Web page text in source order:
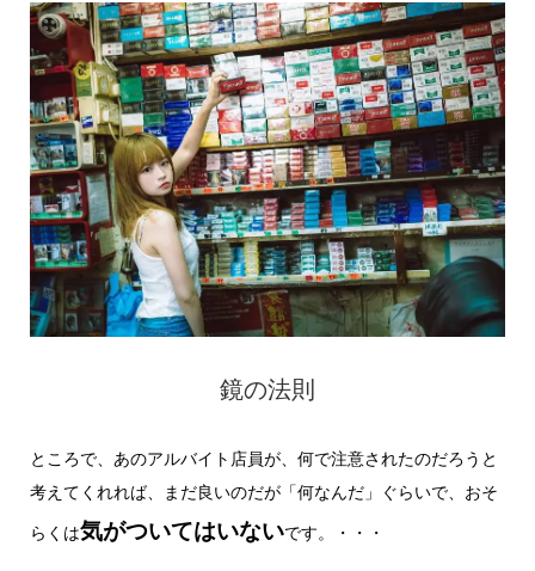
鏡の法則
ところで、あのアルバイト店員が、何で注意されたのだろうと
考えてくれれば、まだ良いのだが「何なんだ」ぐらいで、おそ
らくは気がついてはいないです。・・・